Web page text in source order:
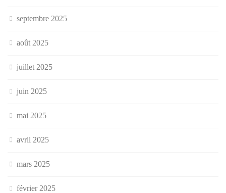
septembre 2025
août 2025
juillet 2025
juin 2025
mai 2025
avril 2025
mars 2025
février 2025